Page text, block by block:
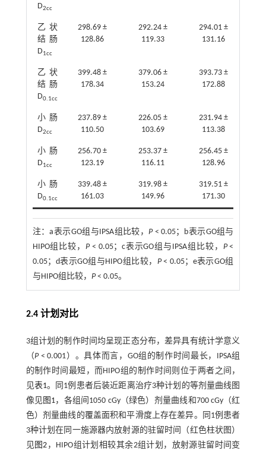
D2cc
乙状
结肠
D1cc
298.69 ±
128.86
292.24 ±
119.33
294.01 ±
131.16
乙状
结肠
D0.1cc
399.48 ±
178.34
379.06 ±
153.24
393.73 ±
172.88
小肠
D2cc
237.89 ±
110.50
226.05 ±
103.69
231.94 ±
113.38
小肠
D1cc
256.70 ±
123.19
253.37 ±
116.11
256.45 ±
128.96
小肠
D0.1cc
339.48 ±
161.03
319.98 ±
149.96
319.51 ±
171.30
注：a表示GO组与IPSA组比较，P< 0.05；b表示GO组与
HIPO组比较，P< 0.05；c表示GO组与IPSA组比较， P<
0.05；d表示GO组与HIPO组比较， P< 0.05；e表示GO组
与HIPO组比较， P< 0.05。
2.4 计划对比
3组计划的制作时间均呈现正态分布，差异具有统计学意义
（P< 0.001）。具体而言，GO组的制作时间最长，IPSA组
的制作时间最短，而HIPO组的制作时间则位于两者之间，
见表1。同1例患者后装近距离治疗3种计划的等剂量曲线图
像见图1，各组间1050 cGy（绿色）剂量曲线和700 cGy（红
色）剂量曲线的覆盖面积和平滑度上存在差异。同1例患者
3种计划在同一施源器内放射源的驻留时间（红色柱状图）
见图2 ，HIPO组计划相较其余2组计划，放射源驻留时间变